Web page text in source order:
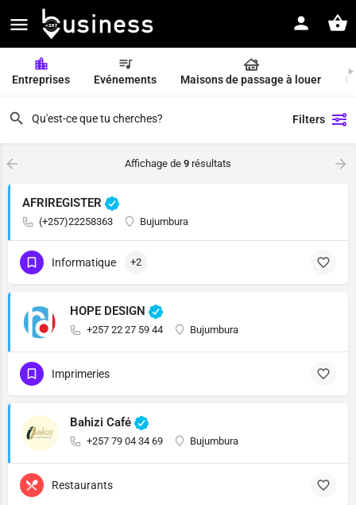
Entreprises Evénements Maisons de passage à louer
Filters
Affichage de 9 résultats
AFRIREGISTER
(+257)22258363 Bujumbura
Informatique +2
HOPE DESIGN
+257 22 27 59 44 Bujumbura
Imprimeries
Bahizi Café
+257 79 04 34 69 Bujumbura
Restaurants